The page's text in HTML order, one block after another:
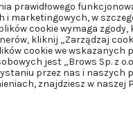
linii OKO Line
prawidłowego
marketingowych, w
cookie wymaga
kliknij „Zarządzaj
cookie we
jest „Brows Sp. z
przez nas i
znajdziesz w naszej